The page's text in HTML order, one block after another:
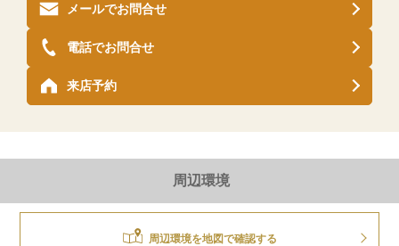
メールでお問合せ
来店予約
電話でお問合せ
周辺環境
周辺環境を地図で確認する